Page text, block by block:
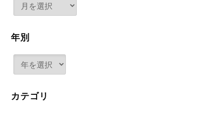
年別
カテゴリ